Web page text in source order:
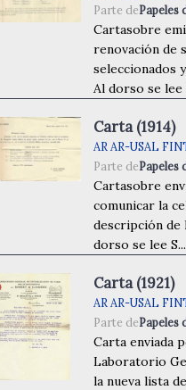
Parte de
Cartasobre
renovación de
seleccionados
Al dorso se lee
Carta (1914)
AR AR-USAL
Parte de
Cartasobre
comunicar la
descripción de
dorso se lee S...
Carta (1921)
AR AR-USAL
Parte de
Carta enviada
Laboratorio
la nueva lista